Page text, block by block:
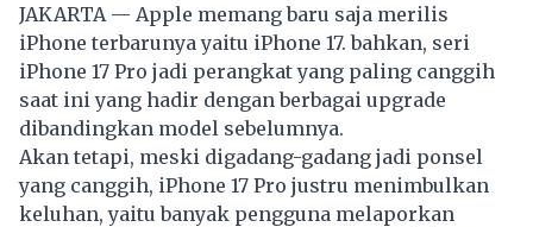
JAKARTA — Apple memang baru saja merilis
iPhone terbarunya yaitu iPhone 17. bahkan, seri
iPhone 17 Pro jadi perangkat yang paling canggih
saat ini yang hadir dengan berbagai upgrade
dibandingkan model sebelumnya.
Akan tetapi, meski digadang-gadang jadi ponsel
yang canggih, iPhone 17 Pro justru menimbulkan
keluhan, yaitu banyak pengguna melaporkan